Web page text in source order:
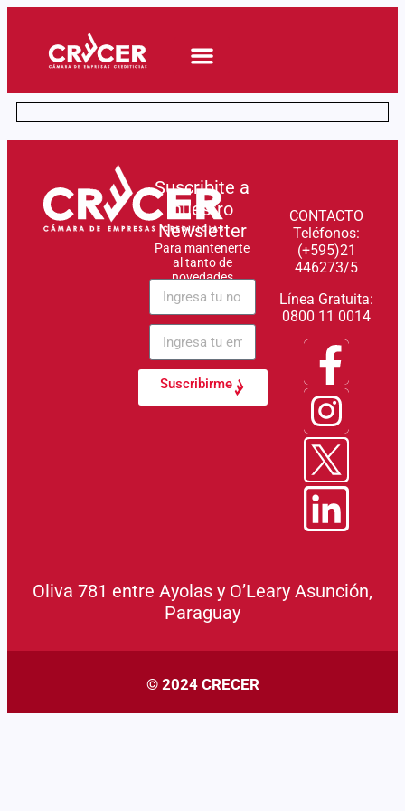
Suscribite a
nuestro
Newsletter
Para mantenerte
al tanto de
novedades
Suscribirme
CONTACTO
Teléfonos:
(+595)21
446273/5
Línea Gratuita:
0800 11 0014
Oliva 781 entre Ayolas y O’Leary Asunción,
Paraguay
© 2024 CRECER